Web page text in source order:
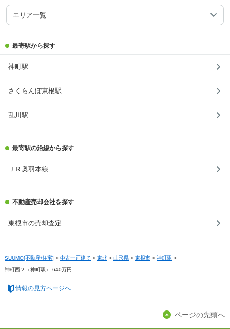
エリア一覧
最寄駅から探す
神町駅
さくらんぼ東根駅
乱川駅
最寄駅の沿線から探す
ＪＲ奥羽本線
不動産売却会社を探す
東根市の売却査定
SUUMO[不動産/住宅] > 中古一戸建て > 東北 > 山形県 > 東根市 > 神町駅 >
神町西２（神町駅） 640万円
情報の見方ページへ
ページの先頭へ